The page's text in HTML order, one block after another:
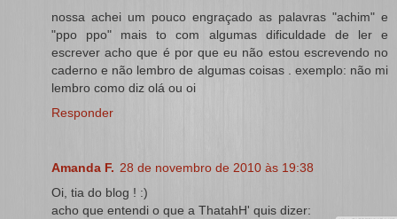
nossa achei um pouco engraçado as palavras "achim" e
"ppo ppo" mais to com algumas dificuldade de ler e
escrever acho que é por que eu não estou escrevendo no
caderno e não lembro de algumas coisas . exemplo: não mi
lembro como diz olá ou oi
Responder
Amanda F. 28 de novembro de 2010 às 19:38
Oi, tia do blog ! :)
acho que entendi o que a ThatahH' quis dizer: